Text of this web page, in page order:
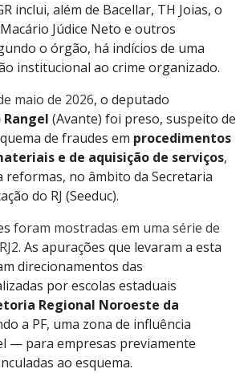
inclui, além de Bacellar, TH Joias, o
Júdice Neto e outros
o órgão, há indícios de uma
institucional ao crime organizado.
maio de 2026, o deputado
(Avante) foi preso, suspeito de
de fraudes em procedimentos
e de aquisição de serviços,
reformas, no âmbito da Secretaria
do RJ (Seeduc).
foram mostradas em uma série de
. As apurações que levaram a esta
direcionamentos das
por escolas estaduais
Regional Noroeste da
a PF, uma zona de influência
— para empresas previamente
ao esquema.